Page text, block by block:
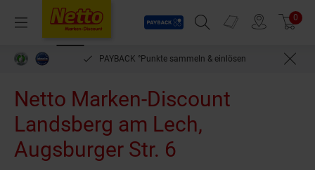
Menü
Payback
Suchfeld einblenden
Prospekte 0
PAYBACK °Punkte sammeln & einlösen
Netto Marken-Discount
Landsberg am Lech,
Augsburger Str. 6